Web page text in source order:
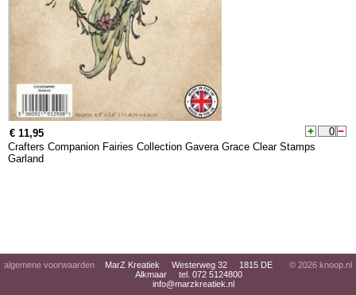
€ 11,95
Crafters Companion Fairies Collection Gavera Grace Clear Stamps
Garland
algemene voorwaarden
MarZ Kreatiek Westerweg 32 1815 DE
Alkmaar tel. 072 5124800
info@marzkreatiek.nl
© 2026 knoop.nl